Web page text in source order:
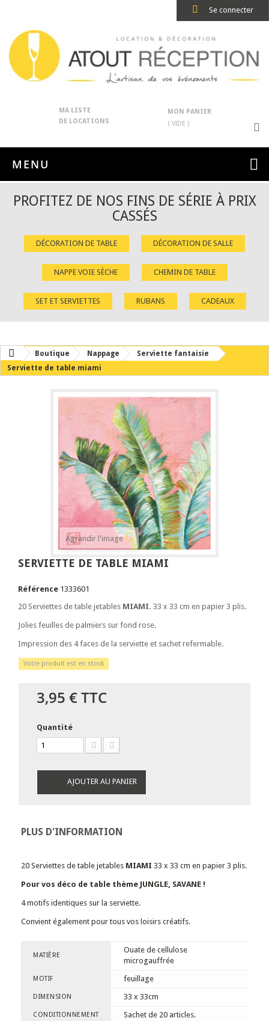
Se connecter
MA LISTE
DE LOCATIONS
MON PANIER
( VIDE )
MENU
PROFITEZ DE NOS FINS DE SÉRIE À PRIX
CASSÉS
DÉCORATION DE TABLE DÉCORATION DE SALLE
NAPPE VOIE SÈCHE CHEMIN DE TABLE
SET ET SERVIETTES RUBANS CADEAUX
Boutique Nappage
Serviette fantaisie
Serviette de table miami
Agrandir l'image
SERVIETTE DE TABLE MIAMI
Référence 1333601
20 Serviettes de table jetables MIAMI. 33 x 33 cm en papier 3 plis.
Jolies feuilles de palmiers sur fond rose.
Impression des 4 faces de la serviette et sachet refermable.
Votre produit est en stock
3,95 €TTC
Quantité
AJOUTER AU PANIER
PLUS D'INFORMATION
20 Serviettes de table jetables MIAMI 33 x 33 cm en papier 3 plis.
Pour vos déco de table thème JUNGLE, SAVANE !
4 motifs identiques sur la serviette.
Convient également pour tous vos loisirs créatifs.
MATIÈRE
Ouate de cellulose
microgauffrée
MOTIF feuillage
DIMENSION 33 x 33cm
CONDITIONNEMENT Sachet de 20 articles.